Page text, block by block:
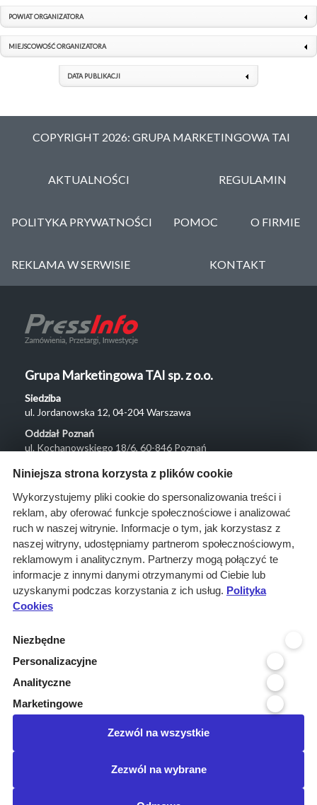
POWIAT ORGANIZATORA
MIEJSCOWOŚĆ ORGANIZATORA
DATA PUBLIKACJI
COPYRIGHT 2026: GRUPA MARKETINGOWA TAI
AKTUALNOŚCI REGULAMIN
POLITYKA PRYWATNOŚCI POMOC O FIRMIE
REKLAMA W SERWISIE KONTAKT
Grupa Marketingowa TAI sp. z o.o.
Siedziba
ul. Jordanowska 12, 04-204 Warszawa
Oddział Poznań
ul. Kochanowskiego 18/6, 60-846 Poznań
Menu
O nas
Rozwiązania
Monitoring
przetargów
Raporty
przetargowe
Kontakt
Kontakt
Infolinia 800 800 707
kontakt@pressinfo.pl
Niniejsza strona korzysta z plików cookie
Wykorzystujemy pliki cookie do spersonalizowania treści i
reklam, aby oferować funkcje społecznościowe i analizować
ruch w naszej witrynie. Informacje o tym, jak korzystasz z
naszej witryny, udostępniamy partnerom społecznościowym,
reklamowym i analitycznym. Partnerzy mogą połączyć te
informacje z innymi danymi otrzymanymi od Ciebie lub
uzyskanymi podczas korzystania z ich usług. Polityka
Cookies
Niezbędne
Personalizacyjne
Analityczne
Marketingowe
Zezwól na wszystkie
Zezwól na wybrane